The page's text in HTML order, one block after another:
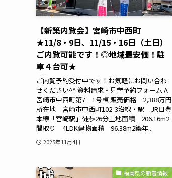
【新築内覧会】宮崎市中西町
★11/8・9日、11/15・16日（土日）
ご内覧可能です！◎地域最安価！駐
車４台可★
ご内覧予約受付中です！お気軽にお問い合わ
せください^^ 資料請求・見学予約フォーム A
宮崎市中西町第7 1号棟 販売価格 2,388万円
所在地 宮崎市中西町102-3沿線・駅 JR日豊
本線「宮崎駅」徒歩26分土地面積 206.16m2
間取り 4LDK建物面積 96.38m2築年...
2025年11月4日
福岡県の新着情報